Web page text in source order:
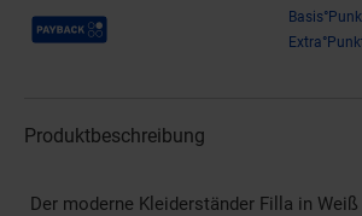
Payback Punkte
Produktbeschreibung
Der moderne Kleiderständer Filla in